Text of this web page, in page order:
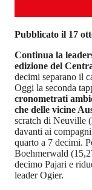
Pubblicato il 17
Continua la
edizione del
decimi separano il
Oggi la seconda
cronometrati
che delle vicine
scratch di Neuville
davanti ai
quarto a 7 decimi.
Boehmerwald
decimo Pajari e
leader Ogier.